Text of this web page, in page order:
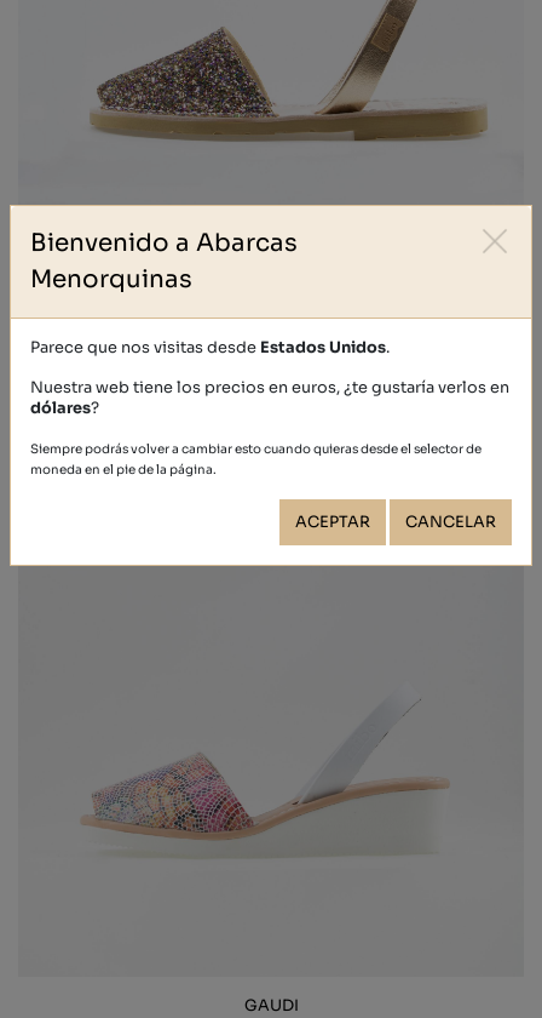
39,40 €
GAUDI
Bienvenido a Abarcas
Menorquinas
Parece que nos visitas desde Estados Unidos.
Nuestra web tiene los precios en euros, ¿te gustaría verlos en
dólares?
Siempre podrás volver a cambiar esto cuando quieras desde el selector de
moneda en el pie de la página.
ACEPTAR CANCELAR